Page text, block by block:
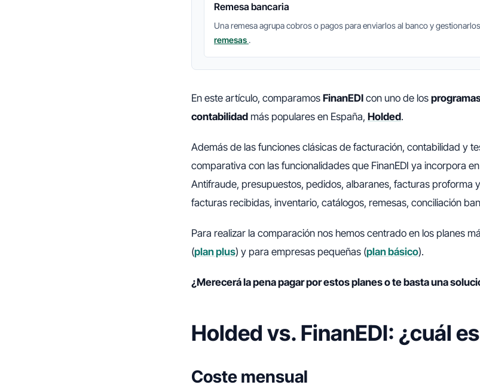
Remesa bancaria
Una remesa agrupa cobros o pagos para enviarlos al banco y
remesas .
En este artículo, comparamos FinanEDI con uno de los
contabilidad más populares en España, Holded.
Además de las funciones clásicas de facturación, contabilidad y
comparativa con las funcionalidades que FinanEDI ya incorpora
Antifraude, presupuestos, pedidos, albaranes, facturas proforma
facturas recibidas, inventario, catálogos, remesas, conciliación
Para realizar la comparación nos hemos centrado en los planes
(plan plus) y para empresas pequeñas (plan básico).
¿Merecerá la pena pagar por estos planes o te basta una
Holded vs. FinanEDI: ¿cuál
Coste mensual